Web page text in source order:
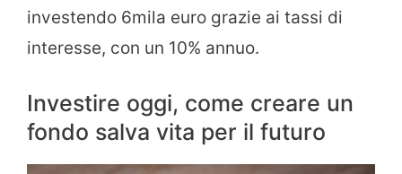
investendo 6mila euro grazie ai tassi di
interesse, con un 10% annuo.
Investire oggi, come creare un
fondo salva vita per il futuro